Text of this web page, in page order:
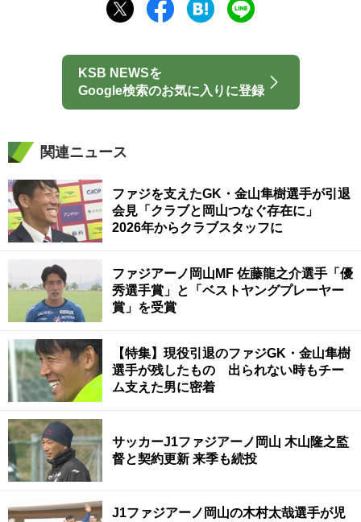
KSB NEWSを
Google検索のお気に入りに登録
関連ニュース
ファジを支えたGK・金山隼樹選手が引退
会見「クラブと岡山つなぐ存在に」
2026年からクラブスタッフに
ファジアーノ岡山MF 佐藤龍之介選手「優
秀選手賞」と「ベストヤングプレーヤー
賞」を受賞
【特集】現役引退のファジGK・金山隼樹
選手が残したもの 出られない時もチー
ム支えた男に密着
サッカーJ1ファジアーノ岡山 木山隆之監
督と契約更新 来季も続投
J1ファジアーノ岡山の木村太哉選手が児